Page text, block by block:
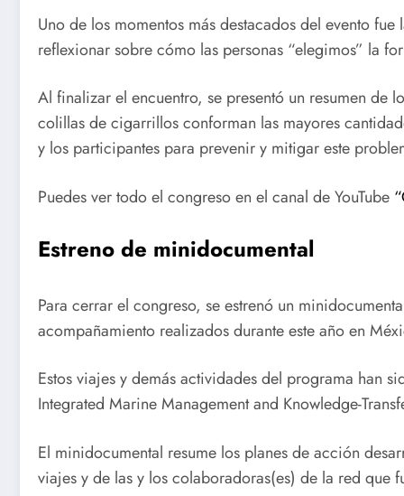
Uno de los momentos más destacados del evento
reflexionar sobre cómo las personas “elegimos” la
Al finalizar el encuentro, se presentó un resumen de
colillas de cigarrillos conforman las mayores
y los participantes para prevenir y mitigar este
Puedes ver todo el congreso en el canal de YouTube
Estreno de minidocumental
Para cerrar el congreso, se estrenó un
acompañamiento realizados durante este año en
Estos viajes y demás actividades del programa han
Integrated Marine Management and Knowledge-
El minidocumental resume los planes de acción
viajes y de las y los colaboradoras(es) de la red que